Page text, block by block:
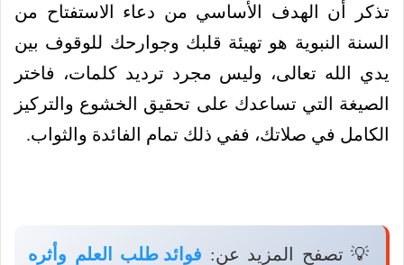
تذكر أن الهدف الأساسي من دعاء الاستفتاح من
السنة النبوية هو تهيئة قلبك وجوارحك للوقوف بين
يدي الله تعالى، وليس مجرد ترديد كلمات، فاختر
الصيغة التي تساعدك على تحقيق الخشوع والتركيز
الكامل في صلاتك، ففي ذلك تمام الفائدة والثواب.
💡 تصفح المزيد عن: فوائد طلب العلم وأثره